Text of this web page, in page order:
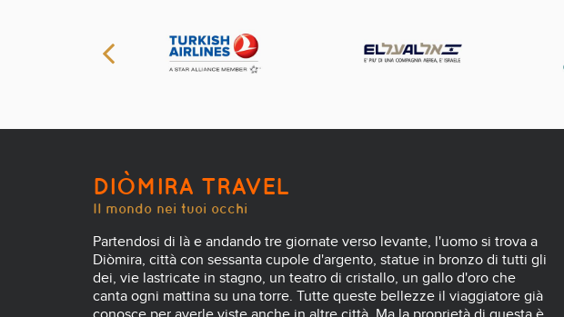
DIÒMIRA TRAVEL
Il mondo nei tuoi occhi
Partendosi di là e andando tre giornate verso levante, l'uomo si trova a
Diòmira, città con sessanta cupole d'argento, statue in bronzo di tutti gli
dei, vie lastricate in stagno, un teatro di cristallo, un gallo d'oro che
canta ogni mattina su una torre. Tutte queste bellezze il viaggiatore già